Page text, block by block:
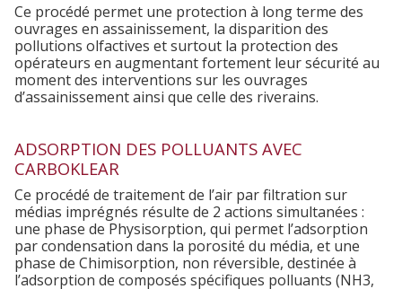
Ce procédé permet une protection à long terme des
ouvrages en assainissement, la disparition des
pollutions olfactives et surtout la protection des
opérateurs en augmentant fortement leur sécurité au
moment des interventions sur les ouvrages
d’assainissement ainsi que celle des riverains.
ADSORPTION DES POLLUANTS AVEC
CARBOKLEAR
Ce procédé de traitement de l’air par filtration sur
médias imprégnés résulte de 2 actions simultanées :
une phase de Physisorption, qui permet l’adsorption
par condensation dans la porosité du média, et une
phase de Chimisorption, non réversible, destinée à
l’adsorption de composés spécifiques polluants (NH3,